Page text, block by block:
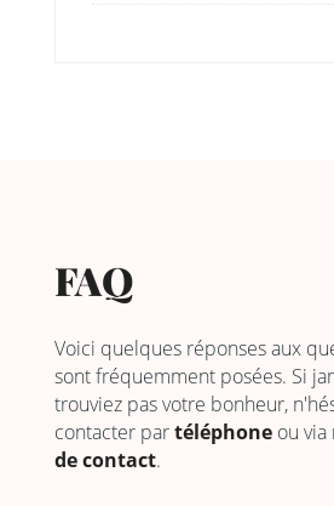
FAQ
Voici quelques réponses aux
sont fréquemment posées. Si
trouviez pas votre bonheur,
contacter partéléphoneou via
de contact.